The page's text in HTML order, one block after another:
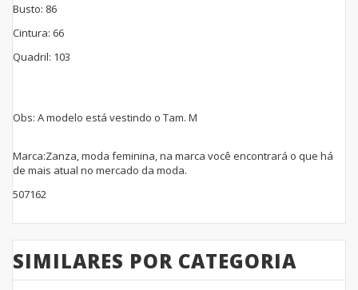
Busto: 86
Cintura: 66
Quadril: 103
Obs: A modelo está vestindo o Tam. M
Marca:Zanza, moda feminina, na marca você encontrará o que há
de mais atual no mercado da moda.
507162
SIMILARES POR CATEGORIA